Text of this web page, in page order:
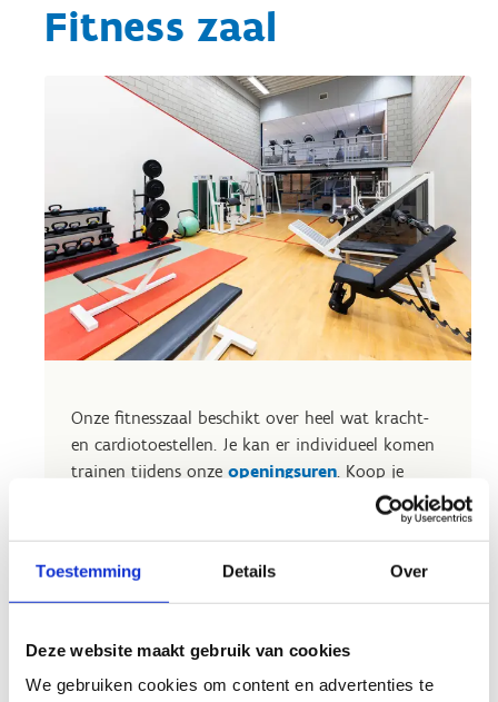
Toestemming Details Over
Deze website maakt gebruik van cookies
We gebruiken cookies om content en advertenties te
Fitness zaal
Onze fitnesszaal beschikt over heel wat kracht-
en cardiotoestellen. Je kan er individueel komen
trainen tijdens onze openingsuren. Koop je
In de zaal is er geen begeleiding voorzien.
Kinderen en jongeren onder de 16 jaar zijn niet
toegelaten in onze fitness.
We kijken ernaar uit om jouw sportieve ambities
te ondersteunen!